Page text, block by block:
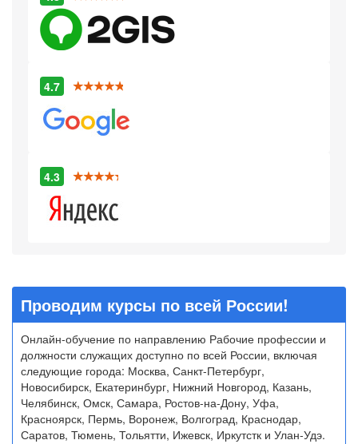
4.7
4.3
Проводим курсы по всей России!
Онлайн-обучение по направлению Рабочие профессии и
должности служащих доступно по всей России, включая
следующие города: Москва, Санкт-Петербург,
Новосибирск, Екатеринбург, Нижний Новгород, Казань,
Челябинск, Омск, Самара, Ростов-на-Дону, Уфа,
Красноярск, Пермь, Воронеж, Волгоград, Краснодар,
Саратов, Тюмень, Тольятти, Ижевск, Иркутстк и Улан-Удэ.